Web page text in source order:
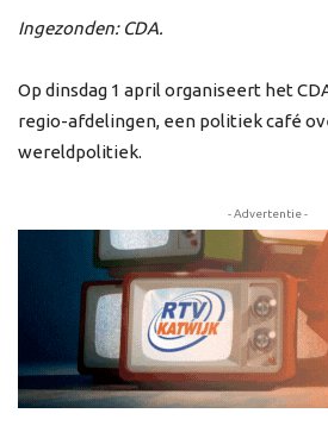
Ingezonden: CDA.
Op dinsdag 1 april organiseert het
regio-afdelingen, een politiek café
wereldpolitiek.
- Advertentie -